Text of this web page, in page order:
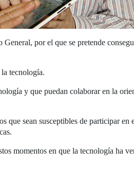
por el que se pretende
tecnología.
y que puedan colaborar en la
que sean susceptibles de participar
momentos en que la tecnología ha